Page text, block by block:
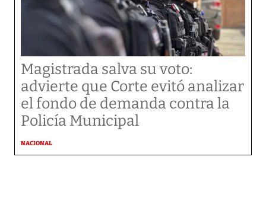
Magistrada salva su voto:
advierte que Corte evitó analizar
el fondo de demanda contra la
Policía Municipal
NACIONAL